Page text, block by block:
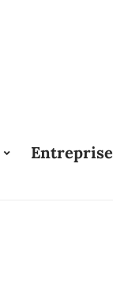
Entreprise